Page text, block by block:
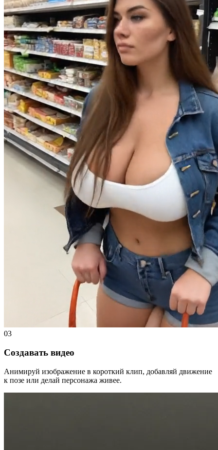
03
Создавать видео
Анимируй изображение в короткий клип, добавляй движение
к позе или делай персонажа живее.